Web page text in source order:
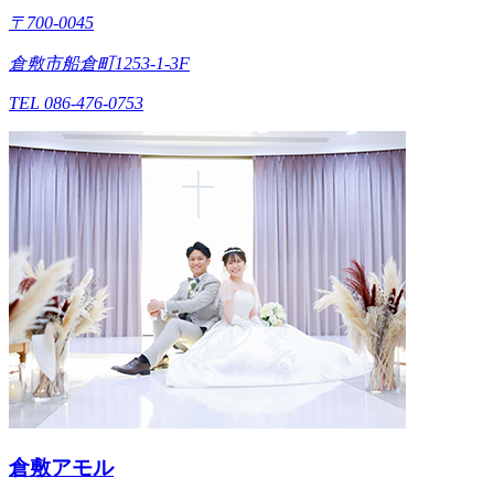
〒700-0045
倉敷市船倉町1253-1-3F
TEL 086-476-0753
倉敷アモル